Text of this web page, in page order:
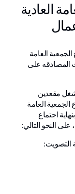
العادية
العامة
19/05/2026 حيث تمت المصادقه على
لشغل مقعدين
الجمعية العامة
19 مايو 2026 وتنتهي بنهاية اجتماع